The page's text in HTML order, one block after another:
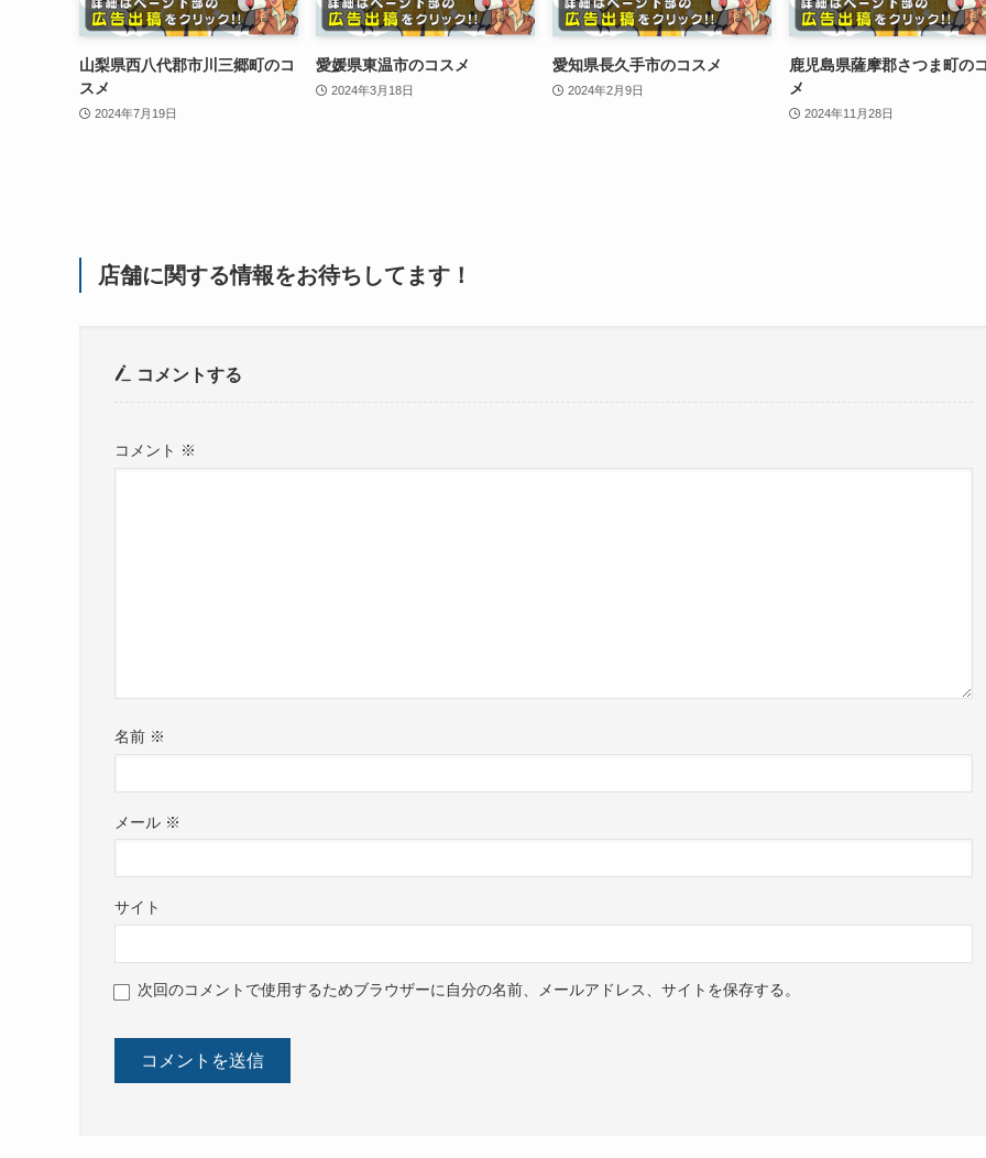
山梨県西八代郡市川三郷町のコ
スメ
2024年7月19日
愛媛県東温市のコスメ
2024年3月18日
愛知県長久手市のコスメ
2024年2月9日
鹿児島県薩摩郡さつま町の
メ
2024年11月28日
店舗に関する情報をお待ちしてます！
コメントする
コメント ※
名前 ※
メール ※
サイト
次回のコメントで使用するためブラウザーに自分の名前、メールアドレス、サイトを保存する。